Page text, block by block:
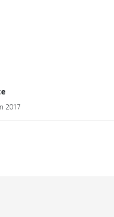
2017